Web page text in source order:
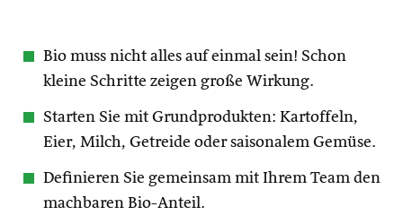
Bio muss nicht alles auf einmal sein! Schon
kleine Schritte zeigen große Wirkung.
Starten Sie mit Grundprodukten: Kartoffeln,
Eier, Milch, Getreide oder saisonalem Gemüse.
Definieren Sie gemeinsam mit Ihrem Team den
machbaren Bio-Anteil.